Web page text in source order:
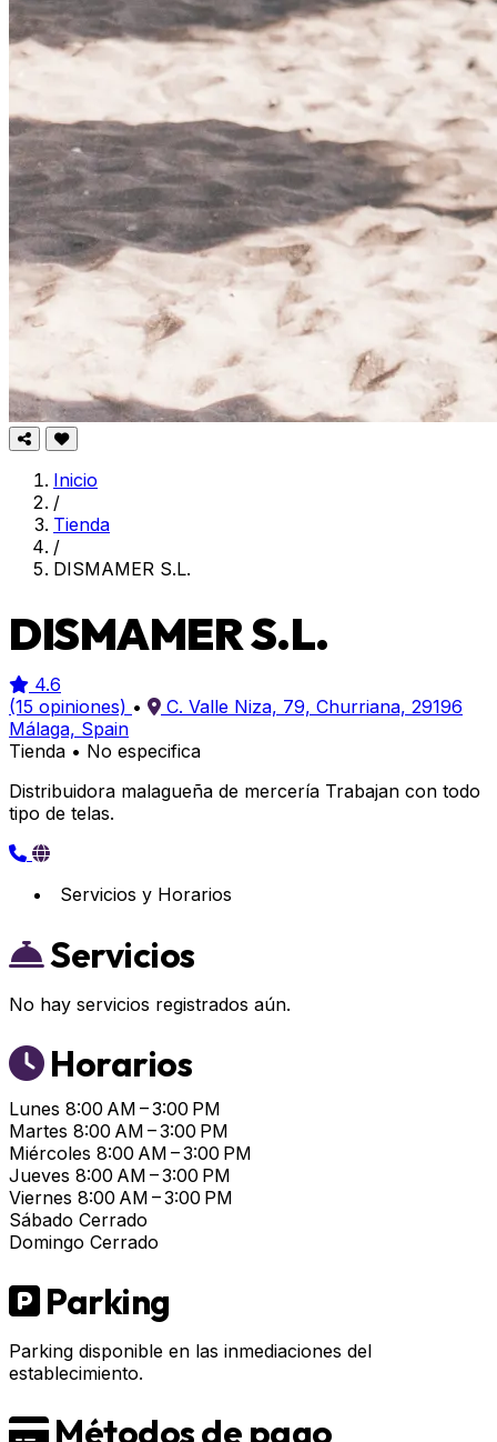
Inicio
/
Tienda
/
DISMAMER S.L.
DISMAMER S.L.
4.6
(15 opiniones) •
C. Valle Niza, 79, Churriana, 29196
Málaga, Spain
Tienda • No especifica
Distribuidora malagueña de mercería Trabajan con todo
tipo de telas.
Servicios y Horarios
Servicios
No hay servicios registrados aún.
Horarios
Lunes 8:00 AM – 3:00 PM
Martes 8:00 AM – 3:00 PM
Miércoles 8:00 AM – 3:00 PM
Jueves 8:00 AM – 3:00 PM
Viernes 8:00 AM – 3:00 PM
Sábado Cerrado
Domingo Cerrado
Parking
Parking disponible en las inmediaciones del
establecimiento.
Métodos de pago